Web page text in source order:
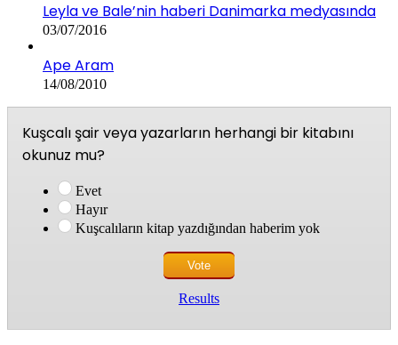
Leyla ve Bale’nin haberi Danimarka medyasında
03/07/2016
Ape Aram
14/08/2010
Kuşcalı şair veya yazarların herhangi bir kitabını
okunuz mu?
Evet
Hayır
Kuşcalıların kitap yazdığından haberim yok
Results